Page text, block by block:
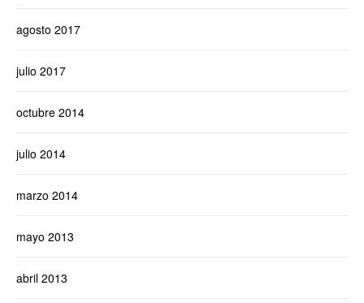
agosto 2017
julio 2017
octubre 2014
julio 2014
marzo 2014
mayo 2013
abril 2013